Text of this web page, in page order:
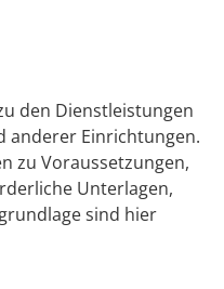
den Dienstleistungen
anderer Einrichtungen.
zu Voraussetzungen,
Unterlagen,
sind hier